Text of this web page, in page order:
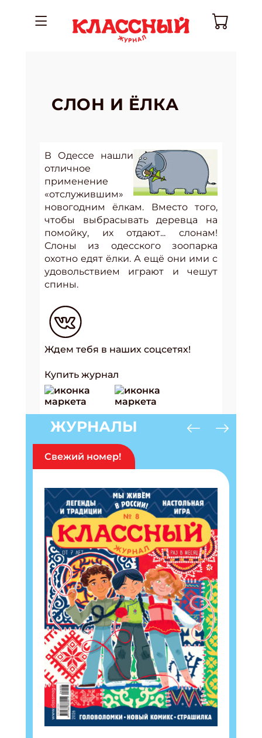
СЛОН И ЁЛКА
В Одессе нашли
отличное
применение
«отслужившим»
новогодним ёлкам. Вместо того,
чтобы выбрасывать деревца на
помойку, их отдают... слонам!
Слоны из одесского зоопарка
охотно едят ёлки. А ещё они ими с
удовольствием играют и чешут
спины.
Ждем тебя в наших соцсетях!
Купить журнал
ЖУРНАЛЫ
Свежий номер!